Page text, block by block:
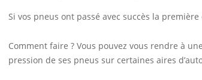
Si vos pneus ont passé avec succès la
Comment faire ? Vous pouvez vous rendre à
pression de ses pneus sur certaines aires